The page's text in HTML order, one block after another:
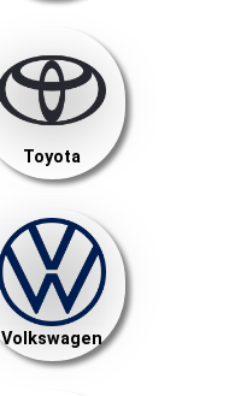
Toyota
Volkswagen